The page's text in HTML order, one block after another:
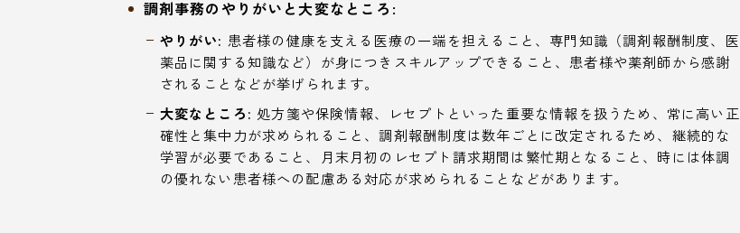
調剤事務のやりがいと大変なところ:
やりがい: 患者様の健康を支える医療の一端を担えること、専門知識（調剤報酬制度、医
薬品に関する知識など）が身につきスキルアップできること、患者様や薬剤師から感謝
されることなどが挙げられます。
大変なところ: 処方箋や保険情報、レセプトといった重要な情報を扱うため、常に高い正
確性と集中力が求められること、調剤報酬制度は数年ごとに改定されるため、継続的な
学習が必要であること、月末月初のレセプト請求期間は繁忙期となること、時には体調
の優れない患者様への配慮ある対応が求められることなどがあります。